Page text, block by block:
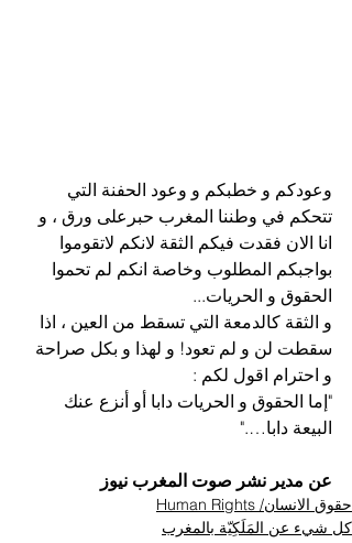
وعودكم و خطبكم و وعود الحفنة التي
تتحكم في وطننا المغرب حبرعلى ورق ، و
انا الان فقدت فيكم الثقة لانكم لاتقوموا
بواجبكم المطلوب وخاصة انكم لم تحموا
الحقوق و الحريات...
و الثقة كالدمعة التي تسقط من العين ، اذا
سقطت لن و لم تعود! و لهذا و بكل صراحة
و احترام اقول لكم :
"إما الحقوق و الحريات دابا أو أنزع عنك
البيعة دابا…."
عن مدير نشر صوت المغرب نيوز
حقوق الانسان/ Human Rights
كل شيء عن المَلَكِيّة بالمغرب